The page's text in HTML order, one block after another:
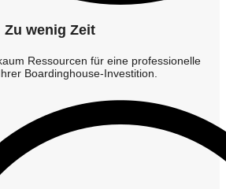
Zu wenig Zeit
Ressourcen für eine professionelle
Boardinghouse-Investition.